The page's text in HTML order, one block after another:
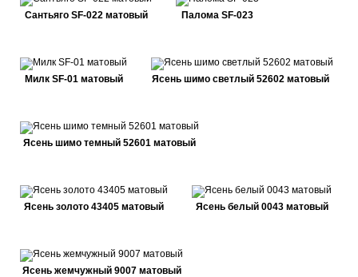
Сантьяго SF-022 матовый Палома SF-023
Милк SF-01 матовый Ясень шимо светлый 52602 матовый
Ясень шимо темный 52601 матовый
Ясень золото 43405 матовый Ясень белый 0043 матовый
Ясень жемчужный 9007 матовый